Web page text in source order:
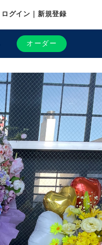
ログイン｜新規登録
オーダー